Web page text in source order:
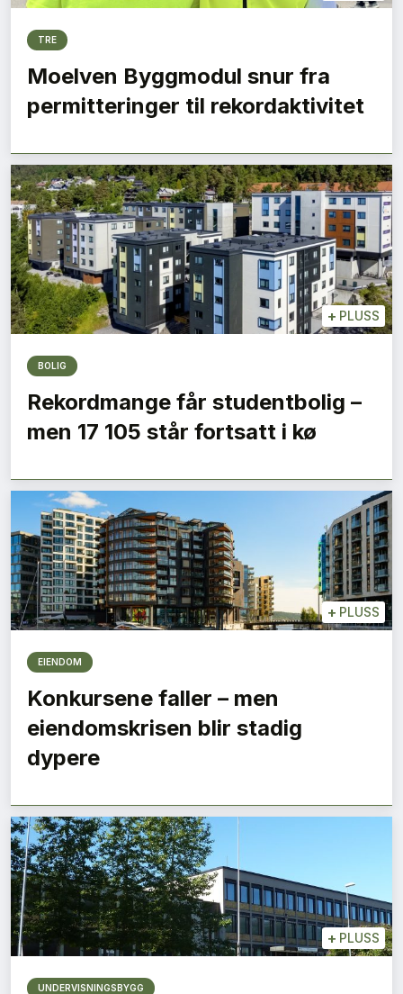
TRE
Moelven Byggmodul snur fra
permitteringer til rekordaktivitet
+ PLUSS
BOLIG
Rekordmange får studentbolig –
men 17 105 står fortsatt i kø
+ PLUSS
EIENDOM
Konkursene faller – men
eiendomskrisen blir stadig
dypere
+ PLUSS
UNDERVISNINGSBYGG